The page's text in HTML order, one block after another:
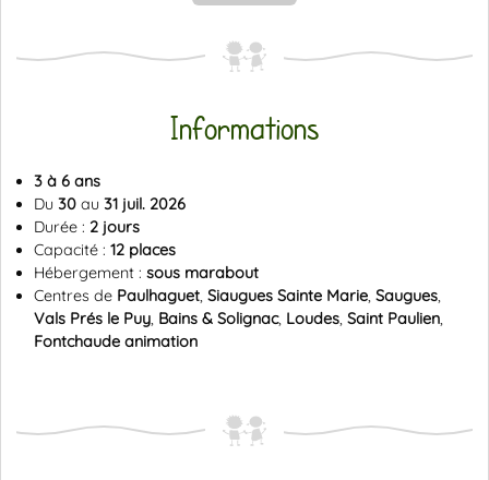
Informations
3 à 6 ans
Du30au31 juil. 2026
Durée : 2 jours
Capacité :12 places
Hébergement :sous marabout
Centres de Paulhaguet,Siaugues Sainte Marie,Saugues,
Vals Prés le Puy, Bains & Solignac, Loudes,Saint Paulien,
Fontchaude animation